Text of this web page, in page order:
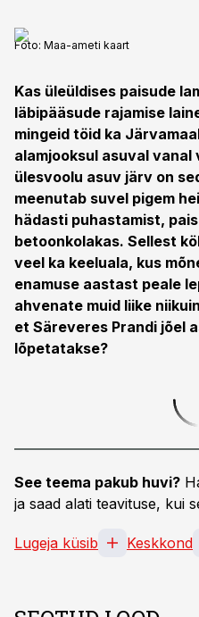
Foto: Maa-ameti kaart
Kas üleüldises paisude
läbipääsude rajamise
mingeid töid ka J
alamjooksul asuval vanal
ülesvoolu asuv järv on
meenutab suvel pigem
hädasti puhastamist,
betoonkolakas. Sellest
veel ka keeluala, kus
enamuse aastast peale
ahvenate muid liike
et Säreveres Prandi jõel
lõpetatakse?
See teema pakub huvi?
ja saad alati teavituse, kui
Lugeja küsib Keskkond